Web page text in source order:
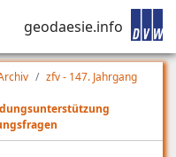
geodaesie.info
zfv - 147. Jahrgang